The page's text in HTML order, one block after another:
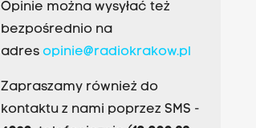
Opinie można wysyłać też
bezpośrednio na
adres opinie@radiokrakow.pl
Zapraszamy również do
kontaktu z nami poprzez SMS -